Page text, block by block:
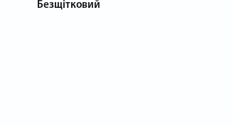
Безщітковий